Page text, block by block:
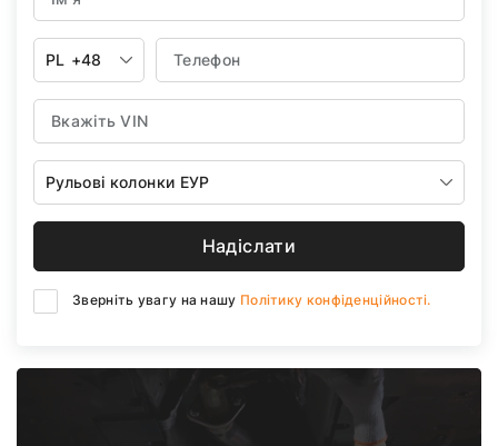
PL +48
Рульові колонки ЕУР
Надіслати
Зверніть увагу на нашу Політику конфіденційності.